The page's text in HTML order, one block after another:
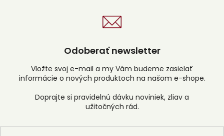
Odoberať newsletter
Vložte svoj e-mail a my Vám budeme zasielať
informácie o nových produktoch na našom e-shope.